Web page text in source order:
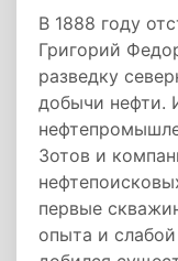
В 1888 году
Григорий
разведку
добычи нефти.
Зотов и
первые
опыта и